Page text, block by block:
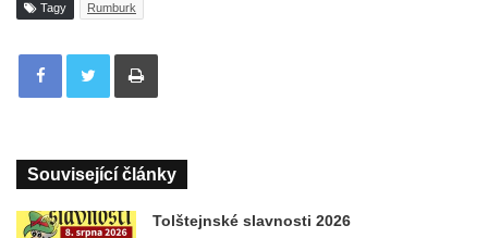
Tagy Rumburk
Tisknout
Související články
Tolštejnské slavnosti 2026